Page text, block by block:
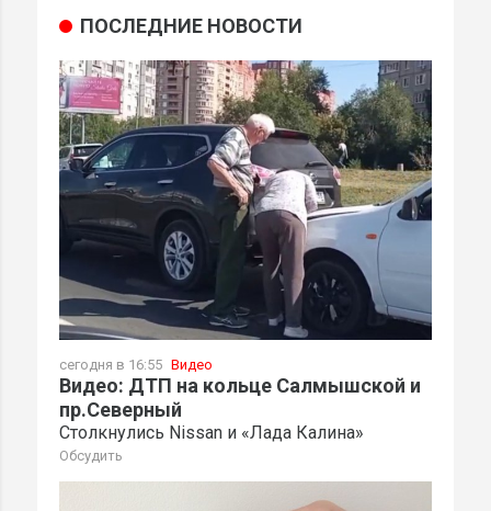
ПОСЛЕДНИЕ НОВОСТИ
сегодня в 16:55 Видео
Видео: ДТП на кольце Салмышской и
пр.Северный
Столкнулись Nissan и «Лада Калина»
Обсудить